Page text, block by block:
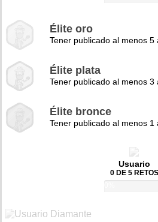
Élite oro
Tener publicado al menos 5
Élite plata
Tener publicado al menos 3
Élite bronce
Tener publicado al menos 1
Usuario
0 DE 5 RETOS